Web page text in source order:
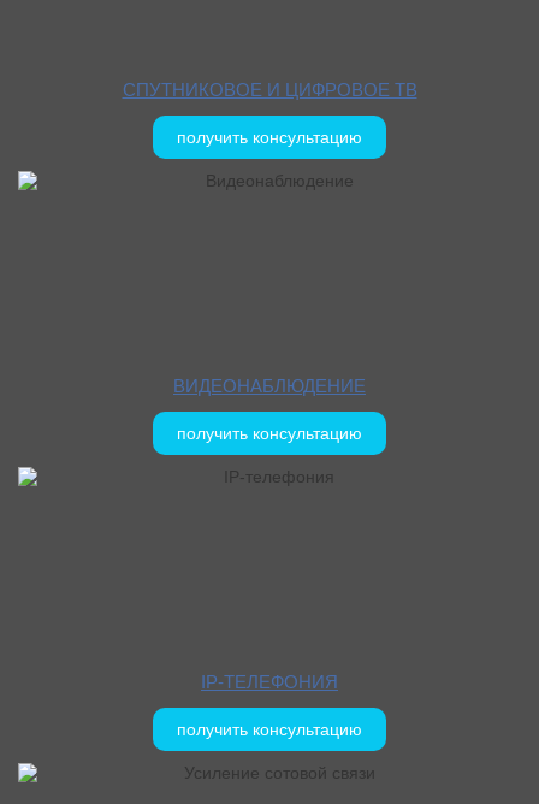
СПУТНИКОВОЕ И ЦИФРОВОЕ ТВ
получить консультацию
ВИДЕОНАБЛЮДЕНИЕ
получить консультацию
IP-ТЕЛЕФОНИЯ
получить консультацию